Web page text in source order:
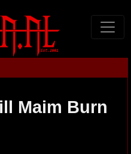
Maim Burn